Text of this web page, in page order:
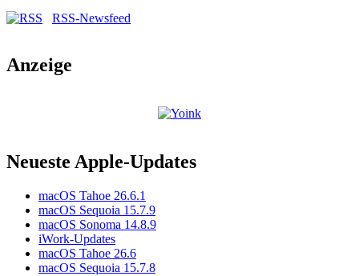
RSS-Newsfeed
Anzeige
Neueste Apple-Updates
macOS Tahoe 26.6.1
macOS Sequoia 15.7.9
macOS Sonoma 14.8.9
iWork-Updates
macOS Tahoe 26.6
macOS Sequoia 15.7.8